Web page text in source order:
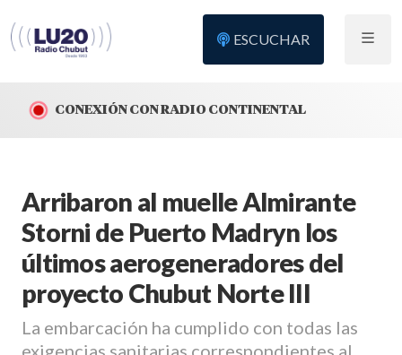
ESCUCHAR
CONEXIÓN CON RADIO CONTINENTAL
Arribaron al muelle Almirante
Storni de Puerto Madryn los
últimos aerogeneradores del
proyecto Chubut Norte III
La embarcación ha cumplido con todas las
exigencias sanitarias correspondientes al